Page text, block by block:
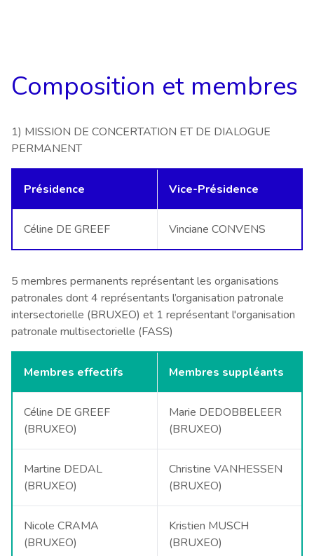
Composition et membres
1) MISSION DE CONCERTATION ET DE DIALOGUE
PERMANENT
Présidence Vice-Présidence
Céline DE GREEF Vinciane CONVENS
5 membres permanents représentant les organisations
patronales dont 4 représentants l’organisation patronale
intersectorielle (BRUXEO) et 1 représentant l'organisation
patronale multisectorielle (FASS)
Membres effectifs Membres suppléants
Céline DE GREEF
(BRUXEO)
Marie DEDOBBELEER
(BRUXEO)
Martine DEDAL
(BRUXEO)
Christine VANHESSEN
(BRUXEO)
Nicole CRAMA
(BRUXEO)
Kristien MUSCH
(BRUXEO)